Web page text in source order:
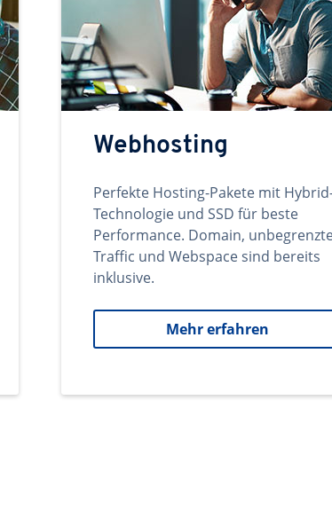
Webhosting
Perfekte Hosting-Pakete mit
Technologie und SSD für beste
Performance. Domain,
Traffic und Webspace sind bereits
inklusive.
Mehr erfahren